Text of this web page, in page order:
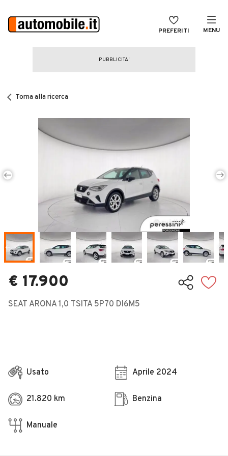
PREFERITI MENU
CERCA
Auto Nuove
Noleggio a lungo termine
Camper
Veicoli Commerciali
Concessionari
Torna alla ricerca
€ 17.900
SEAT ARONA 1,0 TSITA 5P70 DI6M5
Usato Aprile 2024
21.820 km Benzina
Manuale